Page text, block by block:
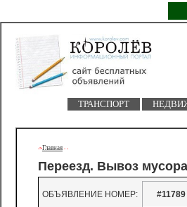
ТРАНСПОРТ
->Главная - -
Переезд. Вывоз
ОБЪЯВЛЕНИЕ НОМЕР:
#11789